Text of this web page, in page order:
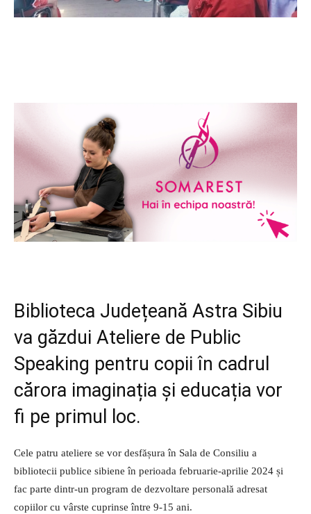
Biblioteca Județeană Astra Sibiu
va găzdui Ateliere de Public
Speaking pentru copii în cadrul
cărora imaginația și educația vor
fi pe primul loc.
Cele patru ateliere se vor desfășura în Sala de Consiliu a
bibliotecii publice sibiene în perioada februarie-aprilie 2024 și
fac parte dintr-un program de dezvoltare personală adresat
copiilor cu vârste cuprinse între 9-15 ani.